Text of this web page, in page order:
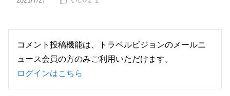
コメント投稿機能は、トラベルビジョンのメールニ
ュース会員の方のみご利用いただけます。
ログインはこちら